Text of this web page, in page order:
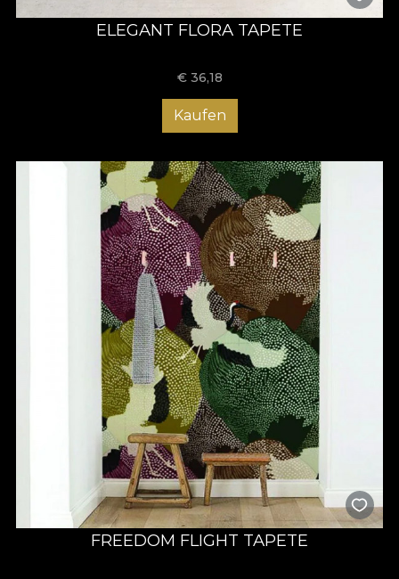
ELEGANT FLORA TAPETE
€ 36,18
Kaufen
FREEDOM FLIGHT TAPETE